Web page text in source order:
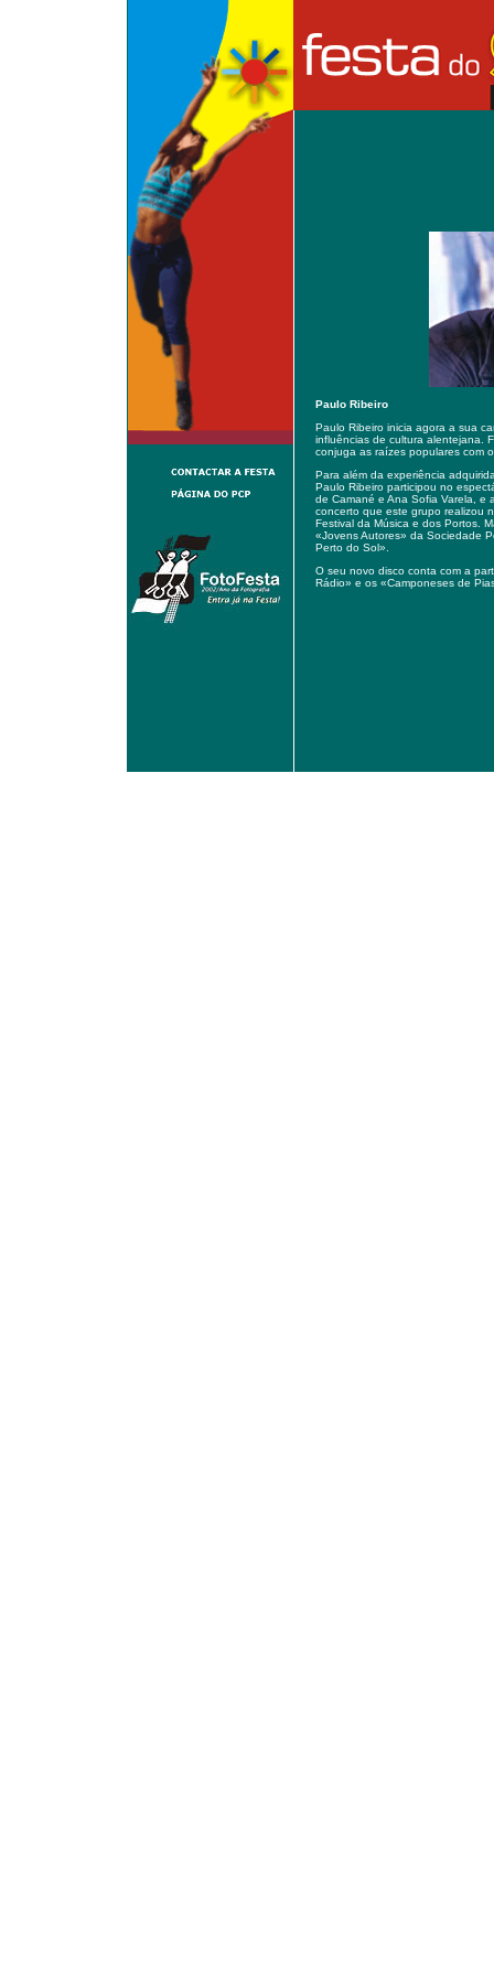
Paulo Ribeiro
Paulo Ribeiro inicia agora a sua
influências de cultura alentejana.
conjuga as raízes populares com
Para além da experiência
Paulo Ribeiro participou no
de Camané e Ana Sofia Varela, e
concerto que este grupo realizou
Festival da Música e dos Portos.
«Jovens Autores» da Sociedade
Perto do Sol».
O seu novo disco conta com a
Rádio» e os «Camponeses de